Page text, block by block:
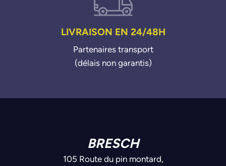
LIVRAISON EN 24/48H
Partenaires transport
(délais non garantis)
BRESCH
105 Route du pin montard,